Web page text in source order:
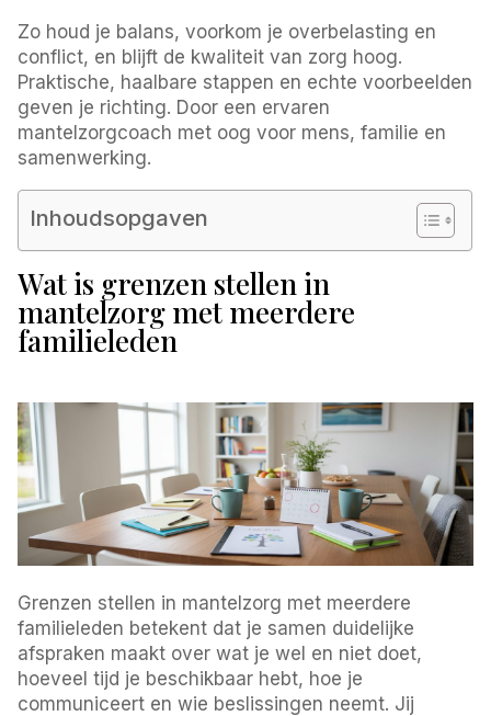
Zo houd je balans, voorkom je overbelasting en
conflict, en blijft de kwaliteit van zorg hoog.
Praktische, haalbare stappen en echte voorbeelden
geven je richting. Door een ervaren
mantelzorgcoach met oog voor mens, familie en
samenwerking.
Inhoudsopgaven
Wat is grenzen stellen in
mantelzorg met meerdere
familieleden
Grenzen stellen in mantelzorg met meerdere
familieleden betekent dat je samen duidelijke
afspraken maakt over wat je wel en niet doet,
hoeveel tijd je beschikbaar hebt, hoe je
communiceert en wie beslissingen neemt. Jij